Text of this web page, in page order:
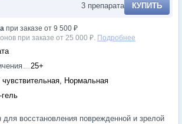
3 препарата КУПИТЬ
при заказе от 9 500 ₽
при заказе от 25 000 ₽. Подробнее
25+
Нормальная
для восстановления поврежденной и зрелой